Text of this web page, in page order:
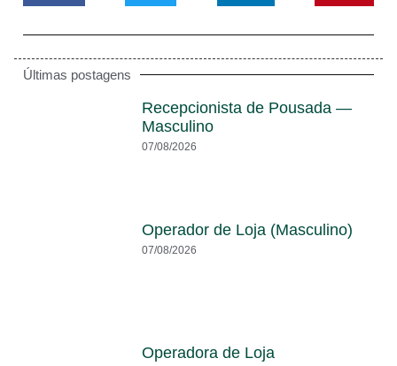
Últimas postagens
Recepcionista de Pousada —
Masculino
07/08/2026
Operador de Loja (Masculino)
07/08/2026
Operadora de Loja